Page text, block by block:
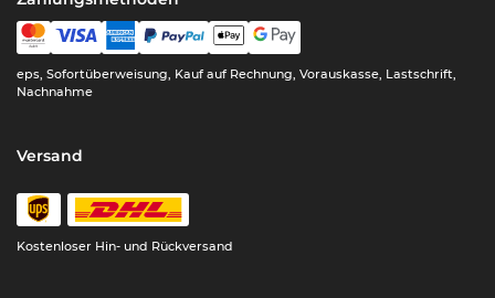
eps, Sofortüberweisung, Kauf auf Rechnung, Vorauskasse, Lastschrift,
Nachnahme
Versand
Kostenloser Hin- und Rückversand